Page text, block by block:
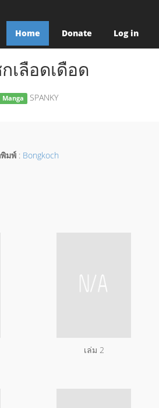
Home Donate Log in
เลือดเดือด
Manga SPANKY
มพ์ : Bongkoch
เล่ม 2